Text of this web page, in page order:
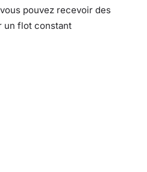
pouvez recevoir des
un flot constant